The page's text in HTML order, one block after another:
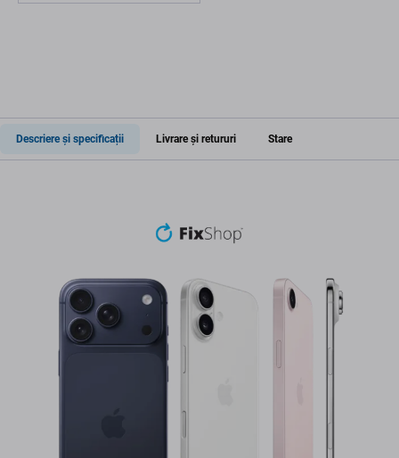
Descriere și specificații Livrare și retururi Stare